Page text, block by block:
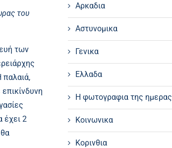
του
των
έχει 2
Αρκαδια
Αστυνομικα
Γενικα
Ελλαδα
Η φωτογραφια της ημερας
Κοινωνικα
Κορινθια